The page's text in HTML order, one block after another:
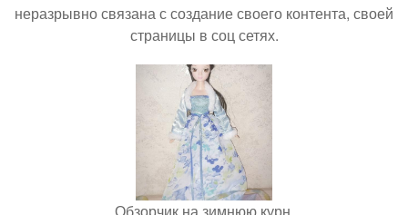
неразрывно связана с создание своего контента, своей
страницы в соц сетях.